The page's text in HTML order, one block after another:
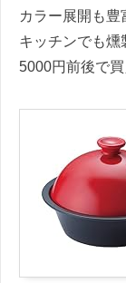
カラー展開も
キッチンでも燻
5000円前後で